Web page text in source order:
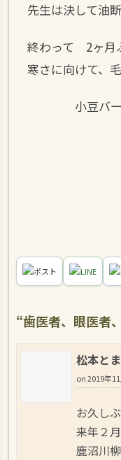
先生は決して油
終わって 2ヶ月
寒さに向けて、
小豆バ
ポスト LINE
“歯医者、眼医者
松本と
on2019年
お久し
来年２
鹿沼川